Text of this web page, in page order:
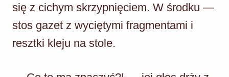
się z cichym skrzypnięciem. W środku —
stos gazet z wyciętymi fragmentami i
resztki kleju na stole.